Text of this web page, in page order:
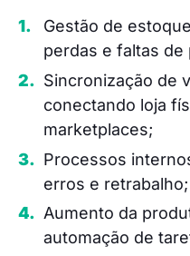
Gestão de
perdas e faltas de
Sincronização de
conectando loja
marketplaces;
Processos
erros e retrabalho;
Aumento da
automação de